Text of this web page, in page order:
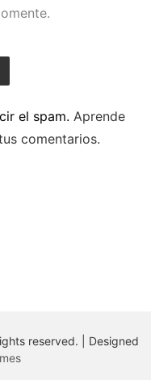
el spam. Aprende
comentarios.
reserved.
Designed